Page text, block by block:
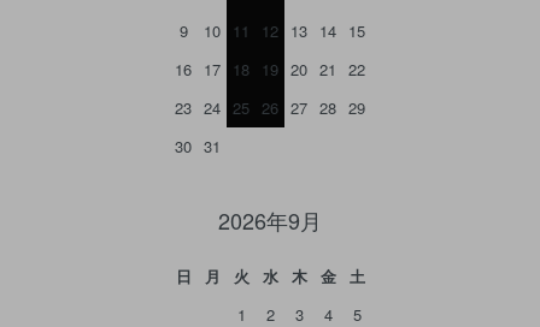
9
10 11 12 13 14 15
16 17 18 19 20 21
22
23 24 25 26 27 28 29
30 31
2026年9月
日 月 火 水 木 金
土
1
2 3 4
5